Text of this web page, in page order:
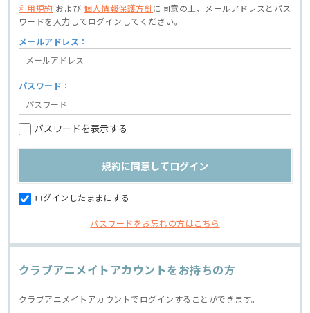
利用規約 および個人情報保護方針に同意の上、
メールアドレスとパス
ワードを入力してログインしてください。
メールアドレス：
パスワード：
パスワードを表示する
ログインしたままにする
パスワードをお忘れの方はこちら
クラブアニメイトアカウントをお持ちの方
クラブアニメイトアカウントでログインすることができます。